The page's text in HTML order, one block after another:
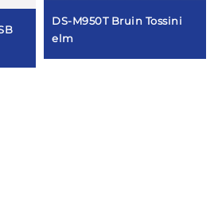
DS-M950T Bruin Tossini
elm